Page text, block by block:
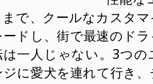
で、クールなカスタ
ドし、街で最速のド
一人じゃない。3つ
に愛犬を連れて行き